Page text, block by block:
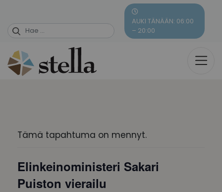
content
AUKI TÄNÄÄN: 06:00
– 20:00
Tämä tapahtuma on mennyt.
Elinkeinoministeri Sakari
Puiston vierailu